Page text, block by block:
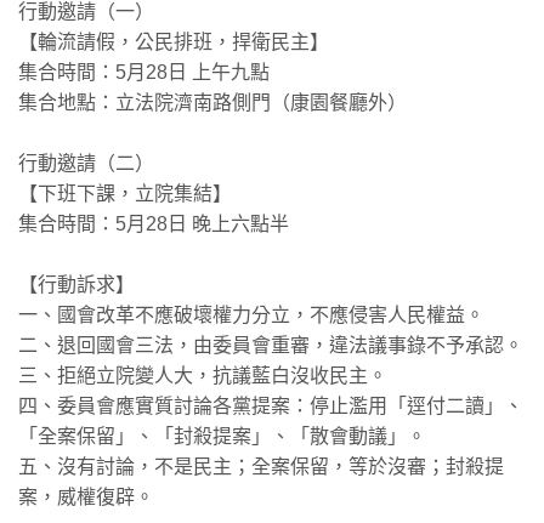
行動邀請（一）
【輪流請假，公民排班，捍衛民主】
集合時間：5月28日 上午九點
集合地點：立法院濟南路側門（康園餐廳外）
行動邀請（二）
【下班下課，立院集結】
集合時間：5月28日 晚上六點半
【行動訴求】
一、國會改革不應破壞權力分立，不應侵害人民權益。
二、退回國會三法，由委員會重審，違法議事錄不予承認。
三、拒絕立院變人大，抗議藍白沒收民主。
四、委員會應實質討論各黨提案：停止濫用「逕付二讀」、
「全案保留」、「封殺提案」、「散會動議」。
五、沒有討論，不是民主；全案保留，等於沒審；封殺提
案，威權復辟。